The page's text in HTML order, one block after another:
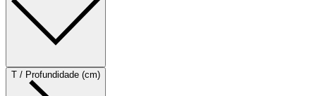
T / Profundidade (cm)